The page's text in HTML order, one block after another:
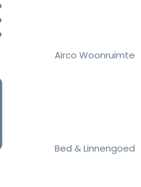
Airco Woonruimte
Bed & Linnengoed